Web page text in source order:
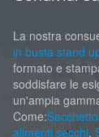
La nostra
in busta stand
formato e
soddisfare le
un'ampia
Come:
alimenti secchi,